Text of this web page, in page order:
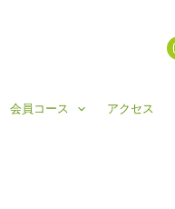
会員コース アクセス